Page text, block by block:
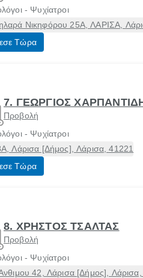
- Ψυχίατροι
Νικηφόρου 25Α, ΛΑΡΙΣΑ,
Τώρα
7. ΓΕΩΡΓΙΟΣ
Προβολή
- Ψυχίατροι
Λάρισα [Δήμος], Λάρισα, 41221
Τώρα
8. ΧΡΗΣΤΟΣ ΤΣΑΛΤΑΣ
Προβολή
- Ψυχίατροι
42, Λάρισα [Δήμος],